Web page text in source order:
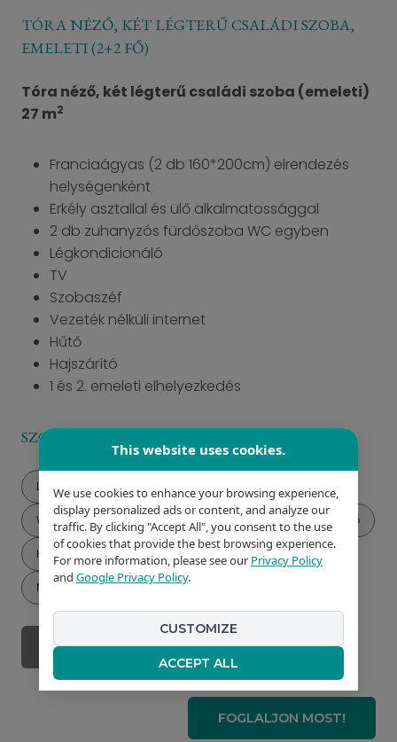
TÓRA NÉZŐ, KÉT LÉGTERŰ CSALÁDI SZOBA,
EMELETI (2+2 FŐ)
Tóra néző, két légterű családi szoba (emeleti)
27 m2
Franciaágyas (2 db 160*200cm) elrendezés
helységenként
Erkély asztallal és ülő alkalmatossággal
2 db zuhanyzós fürdőszoba WC egyben
Légkondicionáló
TV
Szobaszéf
Vezeték nélküli internet
Hűtő
Hajszárító
1 és 2. emeleti elhelyezkedés
SZOBA FELSZERELTSÉG
Laposképernyős TV Légkondícionáló
WiFi Szállodai textil Zuhanyzó WC Hűtő
Hajszárító Központi fűtés Erkély
Nem dohányzó terület
VISSZA A SZOBÁKHOZ
FOGLALJON MOST!
This website uses cookies.
We use cookies to enhance your browsing experience,
display personalized ads or content, and analyze our
traffic. By clicking "Accept All", you consent to the use
of cookies that provide the best browsing experience.
For more information, please see our Privacy Policy
and Google Privacy Policy.
ACCEPT ALL
CUSTOMIZE